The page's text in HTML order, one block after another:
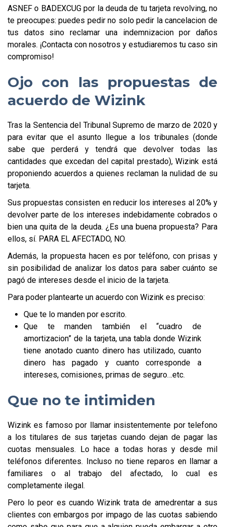
ASNEF o BADEXCUG por la deuda de tu tarjeta revolving, no
te preocupes: puedes pedir no solo pedir la cancelacion de
tus datos sino reclamar una indemnizacion por daños
morales. ¡Contacta con nosotros y estudiaremos tu caso sin
compromiso!
Ojo con las propuestas de
acuerdo de Wizink
Tras la Sentencia del Tribunal Supremo de marzo de 2020 y
para evitar que el asunto llegue a los tribunales (donde
sabe que perderá y tendrá que devolver todas las
cantidades que excedan del capital prestado), Wizink está
proponiendo acuerdos a quienes reclaman la nulidad de su
tarjeta.
Sus propuestas consisten en reducir los intereses al 20% y
devolver parte de los intereses indebidamente cobrados o
bien una quita de la deuda. ¿Es una buena propuesta? Para
ellos, sí. PARA EL AFECTADO, NO.
Además, la propuesta hacen es por teléfono, con prisas y
sin posibilidad de analizar los datos para saber cuánto se
pagó de intereses desde el inicio de la tarjeta.
Para poder plantearte un acuerdo con Wizink es preciso:
Que te lo manden por escrito.
Que te manden también el “cuadro de
amortizacion” de la tarjeta, una tabla donde Wizink
tiene anotado cuanto dinero has utilizado, cuanto
dinero has pagado y cuanto corresponde a
intereses, comisiones, primas de seguro…etc.
Que no te intimiden
Wizink es famoso por llamar insistentemente por telefono
a los titulares de sus tarjetas cuando dejan de pagar las
cuotas mensuales. Lo hace a todas horas y desde mil
teléfonos diferentes. Incluso no tiene reparos en llamar a
familiares o al trabajo del afectado, lo cual es
completamente ilegal.
Pero lo peor es cuando Wizink trata de amedrentar a sus
clientes con embargos por impago de las cuotas sabiendo